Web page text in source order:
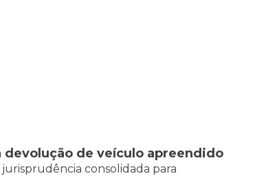
devolução de veículo apreendido
consolidada para